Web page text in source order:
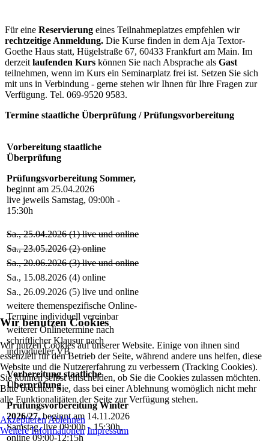
Für eine Reservierung eines Teilnahmeplatzes empfehlen wir
rechtzeitige Anmeldung. Die Kurse finden in dem Aja Textor-
Goethe Haus statt, Hügelstraße 67, 60433 Frankfurt am Main. Im
derzeit laufenden Kurs können Sie nach Absprache als Gast
teilnehmen, wenn im Kurs ein Seminarplatz frei ist. Setzen Sie sich
mit uns in Verbindung - gerne stehen wir Ihnen für Ihre Fragen zur
Verfügung. Tel. 069-9520 9583.
Termine staatliche Überprüfung / Prüfungsvorbereitung
Vorbereitung staatliche
Überprüfung
Prüfungsvorbereitung Sommer,
beginnt am 25.04.2026
live jeweils Samstag, 09:00h -
15:30h
Sa., 25.04.2026 (1) live und online
Sa., 23.05.2026 (2) online
Sa., 20.06.2026 (3) live und online
Sa., 15.08.2026 (4) online
Sa., 26.09.2026 (5) live und online
weitere themenspezifische Online-
Termine individuell vereinbar
weiterer Onlinetermine nach
schriftlicher Klausur nach
individueller VB
Vorbereitung staatliche
Überprüfung
Prüfungsvorbereitung Winter
2026/27,beginnt am 14.11.2026
Samstag, live 09:00h - 15:30h,
online 09:00-12:15h
Wir benutzen Cookies
Wir nutzen Cookies auf unserer Website. Einige von ihnen sind
essenziell für den Betrieb der Seite, während andere uns helfen, diese
Website und die Nutzererfahrung zu verbessern (Tracking Cookies).
Sie können selbst entscheiden, ob Sie die Cookies zulassen möchten.
Bitte beachten Sie, dass bei einer Ablehnung womöglich nicht mehr
alle Funktionalitäten der Seite zur Verfügung stehen.
AkzeptierenAblehnen
Weitere Informationen Impressum